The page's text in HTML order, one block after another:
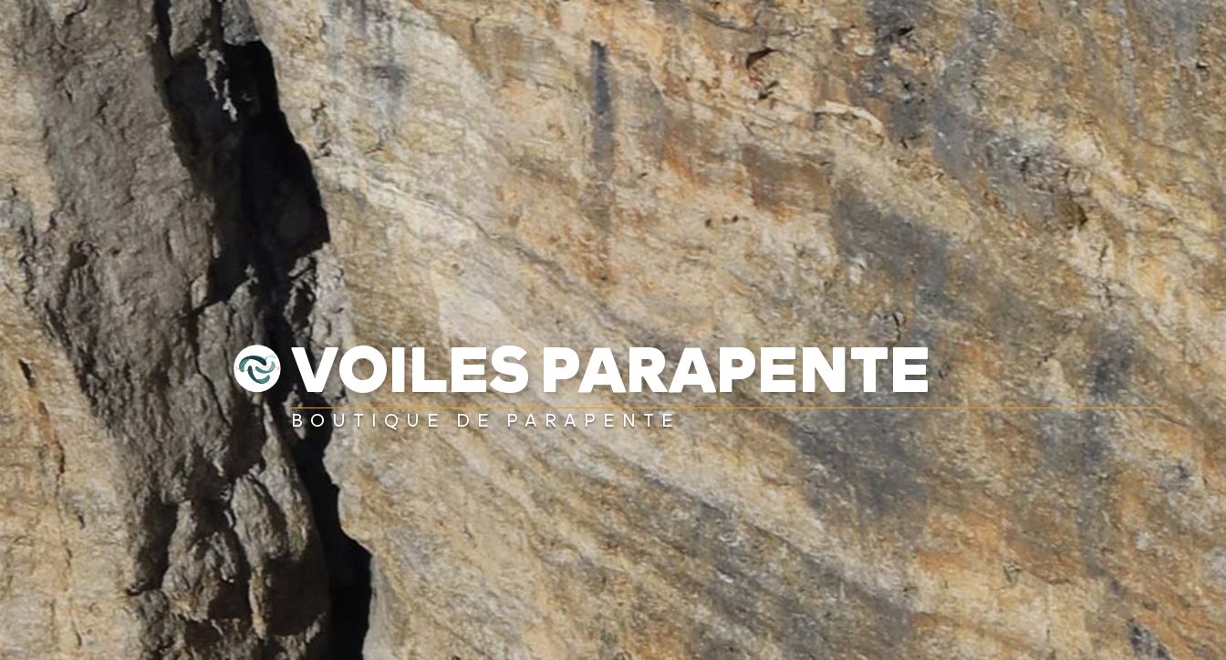
BAPTÊMES STAGES BONS CADEAUX BOUTIQUE BLOG CONTACT   
VOILES SELLETTES PARACHUTES CASQUES RADIOS ALTI VARIO GPS ACCESSOIRES OCCASIONS VÊTEMENTS SACS & RANGEMENT
VOILES PARAPENTE
BOUTIQUE DE PARAPENTE